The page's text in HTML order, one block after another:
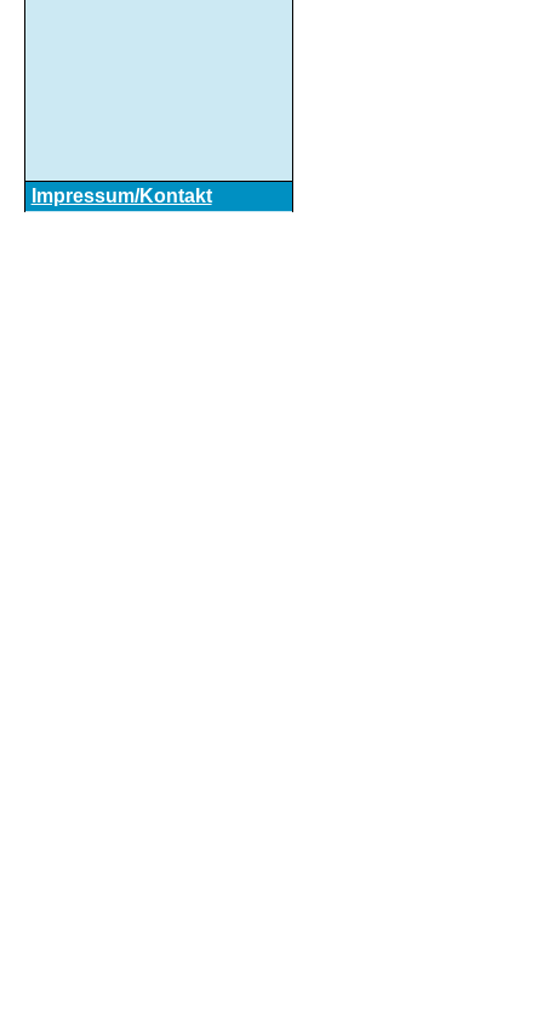
Impressum/Kontakt